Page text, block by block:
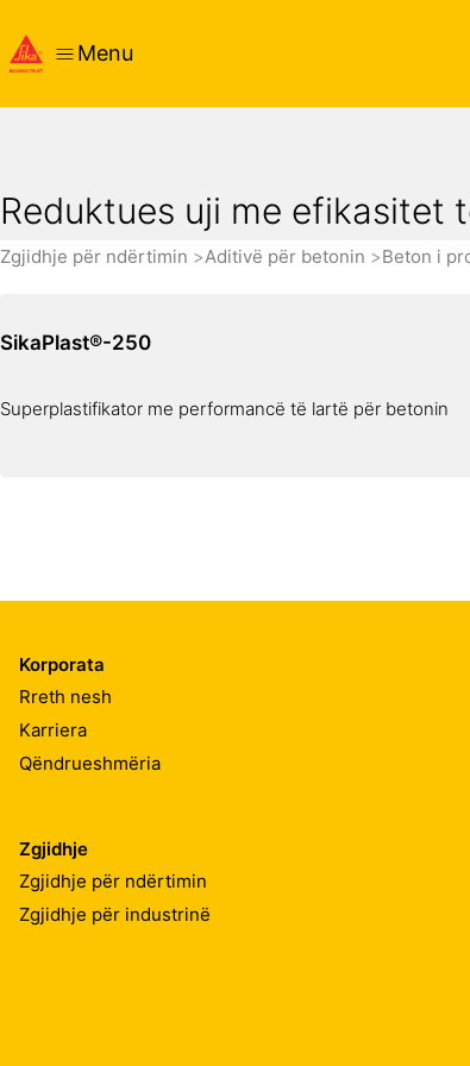
Menu
Reduktues uji me efikasitet
Zgjidhje për ndërtimin Aditivë për betonin Beton i
SikaPlast®-250
Superplastifikator me performancë të lartë për betonin
Korporata
Rreth nesh
Karriera
Qëndrueshmëria
Zgjidhje
Zgjidhje për ndërtimin
Zgjidhje për industrinë